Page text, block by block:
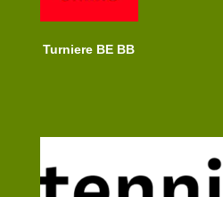
Turniere BE BB